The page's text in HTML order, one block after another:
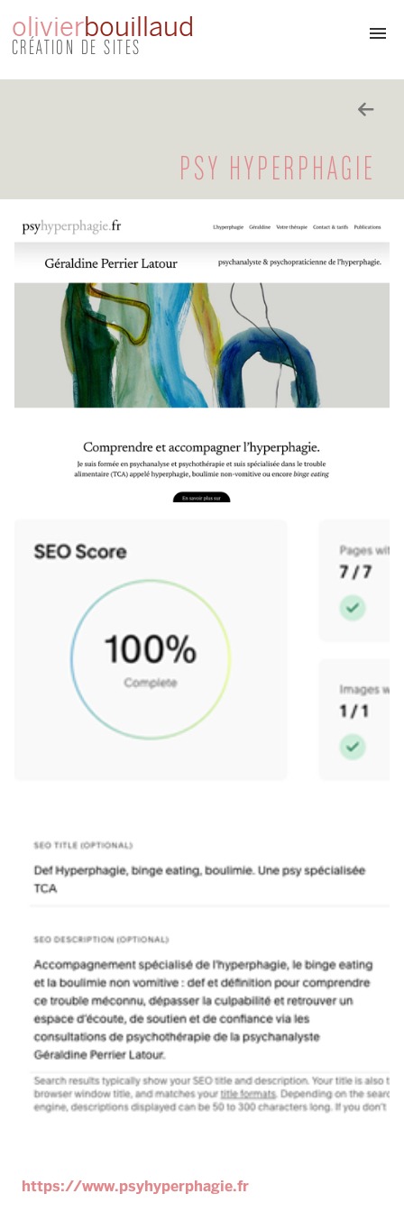
olivierbouillaud
CRÉATION DE SITES
À propos
Autres sites
PSY HYPERPHAGIE
https://www.psyhyperphagie.fr